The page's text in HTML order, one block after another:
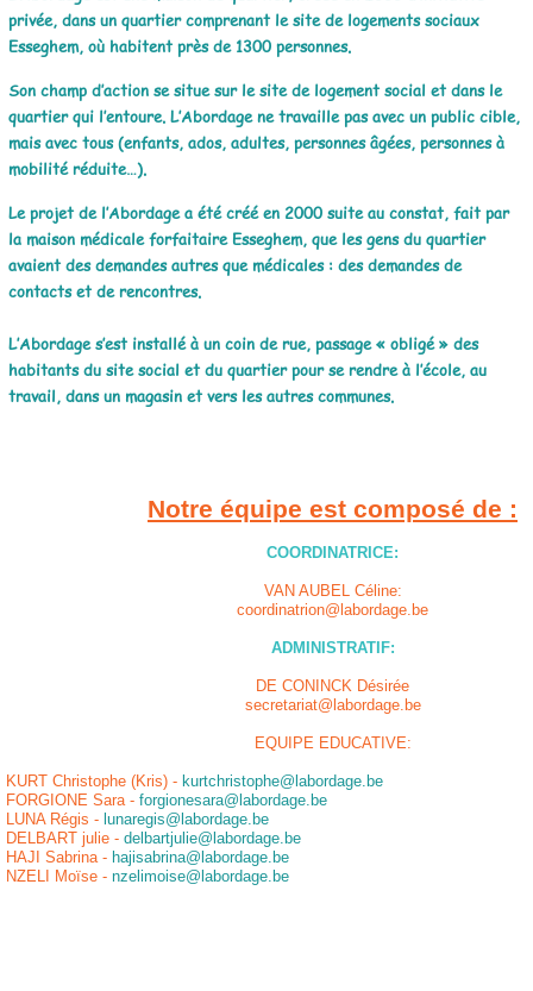
privée, dans un quartier comprenant le site de logements sociaux
Esseghem, où habitent près de 1300 personnes.
Son champ d’action se situe sur le site de logement social et dans le
quartier qui l’entoure. L’Abordage ne travaille pas avec un public cible,
mais avec tous (enfants, ados, adultes, personnes âgées, personnes à
mobilité réduite…).
Le projet de l’Abordage a été créé en 2000 suite au constat, fait par
la maison médicale forfaitaire Esseghem, que les gens du quartier
avaient des demandes autres que médicales : des demandes de
contacts et de rencontres.
L’Abordage s’est installé à un coin de rue, passage « obligé » des
habitants du site social et du quartier pour se rendre à l’école, au
travail, dans un magasin et vers les autres communes.
Notre équipe est composé de :
COORDINATRICE:
VAN AUBEL Céline:
coordinatrion@labordage.be
ADMINISTRATIF:
DE CONINCK Désirée
secretariat@labordage.be
EQUIPE EDUCATIVE:
KURT Christophe (Kris) - kurtchristophe@labordage.be
FORGIONE Sara - forgionesara@labordage.be
LUNA Régis - lunaregis@labordage.be
DELBART julie - delbartjulie@labordage.be
HAJI Sabrina - hajisabrina@labordage.be
NZELI Moïse - nzelimoise@labordage.be